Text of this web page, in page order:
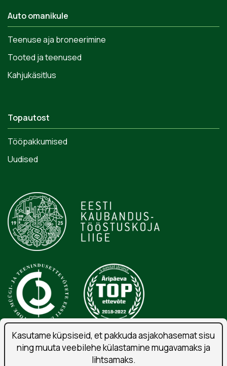
Auto omanikule
Teenuse aja broneerimine
Tooted ja teenused
Kahjukäsitlus
Topautost
Tööpakkumised
Uudised
Isikuandmete töötlemise tingimused
Kasutame küpsiseid, et pakkuda asjakohasemat sisu
ning muuta veebilehe külastamine mugavamaks ja
lihtsamaks.